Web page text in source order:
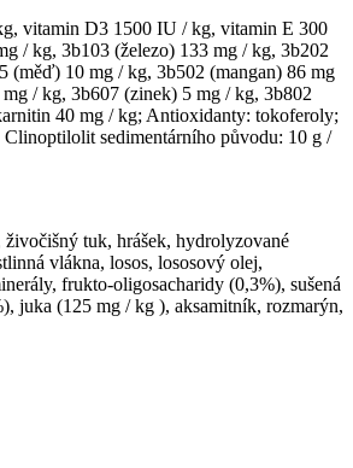
vitamin D3 1500 IU / kg, vitamin E 300
/ kg, 3b103 (železo) 133 mg / kg, 3b202
(měď) 10 mg / kg, 3b502 (mangan) 86 mg
/ kg, 3b607 (zinek) 5 mg / kg, 3b802
40 mg / kg; Antioxidanty: tokoferoly;
sedimentárního původu: 10 g /
živočišný tuk, hrášek, hydrolyzované
vlákna, losos, lososový olej,
frukto-oligosacharidy (0,3%), sušená
juka (125 mg / kg ), aksamitník, rozmarýn,